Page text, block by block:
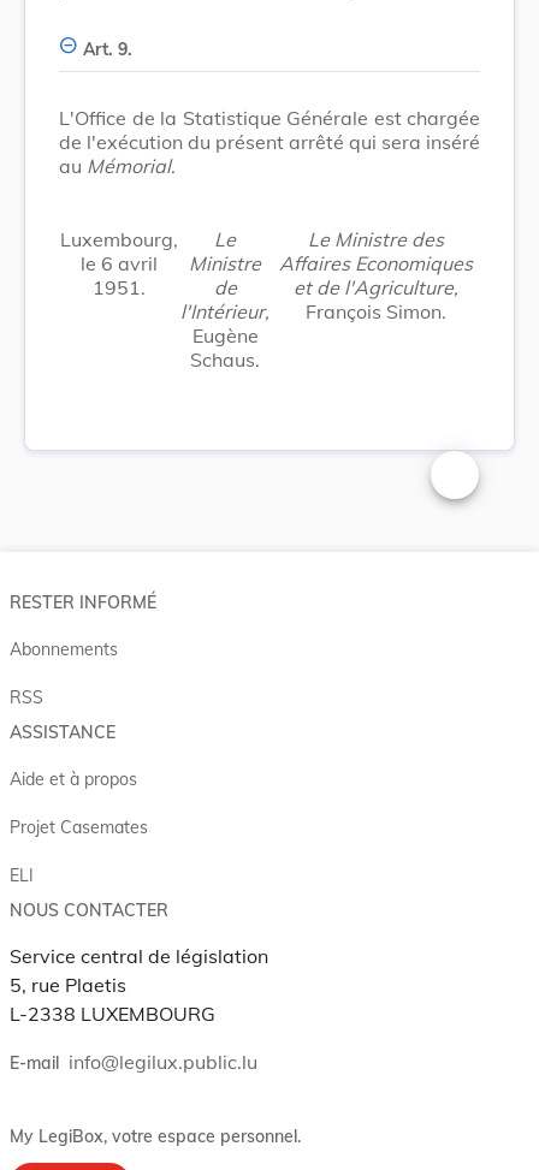
Art. 9.
L'Office de la Statistique Générale est chargée
de l'exécution du présent arrêté qui sera inséré
au Mémorial.
Luxembourg,
le 6 avril
1951.
Le
Ministre
de
l'Intérieur,
Eugène
Schaus.
Le Ministre des
Affaires Economiques
et de l'Agriculture,
François Simon.
Changer la
RESTER INFORMÉ
Abonnements
RSS
ASSISTANCE
Aide et à propos
Projet Casemates
ELI
NOUS CONTACTER
Service central de législation
5, rue Plaetis
L-2338 LUXEMBOURG
E-mail info@legilux.public.lu
My LegiBox, votre espace personnel.